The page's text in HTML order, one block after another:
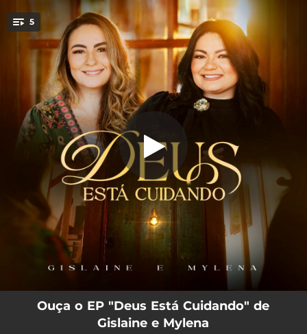
You're all set!
5 Deus Está Cuidando
Deus Está Cuidando
Eu Sei Quem Sou
04:41
05:00
Não Desisto
Presença
Ouça o EP "Deus Está Cuidando" de
Gislaine e Mylena